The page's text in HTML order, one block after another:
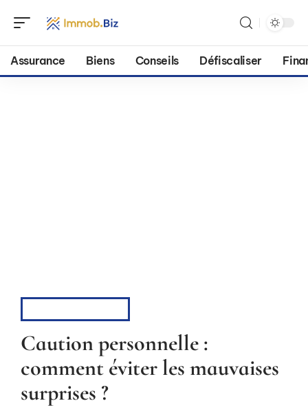
Assurance Biens Conseils Défiscaliser
Caution personnelle :
comment éviter les mauvaises
surprises ?